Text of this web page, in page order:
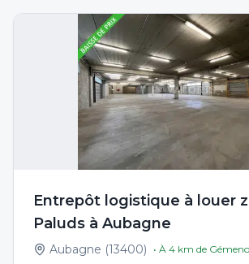
Entrepôt logistique à louer
Paluds à Aubagne
Aubagne (13400) • À 4 km de